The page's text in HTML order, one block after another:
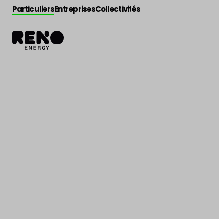
ParticuliersEntreprisesCollectivités